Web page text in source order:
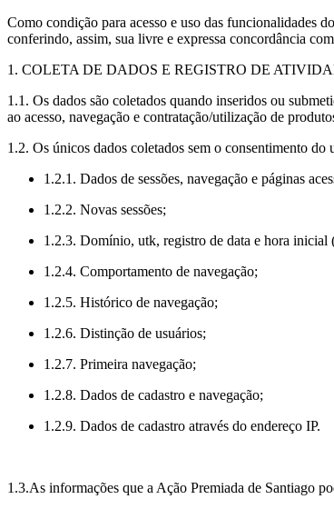
Como condição para acesso e uso das funcionalidades
conferindo, assim, sua livre e expressa concordância
1. COLETA DE DADOS E REGISTRO DE
1.1. Os dados são coletados quando inseridos ou
ao acesso, navegação e contratação/utilização de
1.2. Os únicos dados coletados sem o consentimento
1.2.1. Dados de sessões, navegação e páginas
1.2.2. Novas sessões;
1.2.3. Domínio, utk, registro de data e hora inicial
1.2.4. Comportamento de navegação;
1.2.5. Histórico de navegação;
1.2.6. Distinção de usuários;
1.2.7. Primeira navegação;
1.2.8. Dados de cadastro e navegação;
1.2.9. Dados de cadastro através do endereço IP.
1.3.As informações que a Ação Premiada de Santiago